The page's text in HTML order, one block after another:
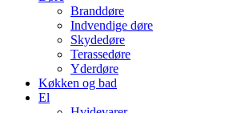
Branddøre
Indvendige døre
Skydedøre
Terassedøre
Yderdøre
Køkken og bad
El